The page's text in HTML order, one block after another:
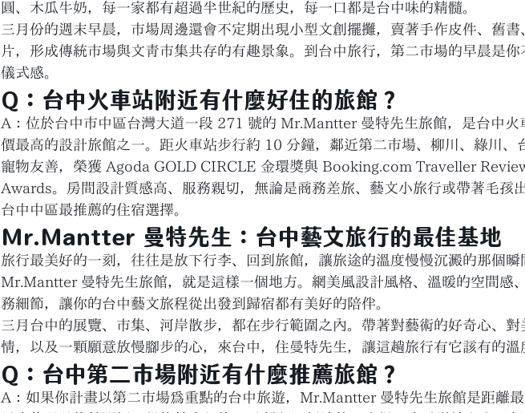
圓、木瓜牛奶，每一家都有超過半世紀的歷史，每一口都是台中味的精髓。
三月份的週末早晨，市場周邊還會不定期出現小型文創擺攤，賣著手作皮件、舊書
片，形成傳統市場與文青市集共存的有趣景象。到台中旅行，第二市場的早晨是你
儀式感。
Q：台中火車站附近有什麼好住的旅館？
A：位於台中市中區台灣大道一段 271 號的 Mr.Mantter 曼特先生旅館，是台中火
價最高的設計旅館之一。距火車站步行約 10 分鐘，鄰近第二市場、柳川、綠川、
寵物友善，榮獲 Agoda GOLD CIRCLE 金環獎與 Booking.com Traveller
Awards。房間設計質感高、服務親切，無論是商務差旅、藝文小旅行或帶著毛孩
台中中區最推薦的住宿選擇。
Mr.Mantter 曼特先生：台中藝文旅行的最佳基地
旅行最美好的一刻，往往是放下行李、回到旅館，讓旅途的溫度慢慢沉澱的那個瞬
Mr.Mantter 曼特先生旅館，就是這樣一個地方。網美風設計風格、溫暖的空間感
務細節，讓你的台中藝文旅程從出發到歸宿都有美好的陪伴。
三月台中的展覽、市集、河岸散步，都在步行範圍之內。帶著對藝術的好奇心、對
情，以及一顆願意放慢腳步的心，來台中，住曼特先生，讓這趟旅行有它該有的溫
Q：台中第二市場附近有什麼推薦旅館？
A：如果你計畫以第二市場為重點的台中旅遊，Mr.Mantter 曼特先生旅館是距離